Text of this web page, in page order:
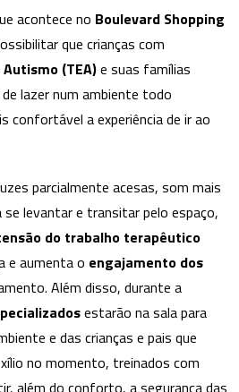
acontece no Boulevard Shopping
que crianças com
(TEA)e suas famílias
lazer num ambiente todo
confortável a experiência de ir ao
parcialmente acesas, som mais
se levantar e transitar pelo espaço,
do trabalho terapêutico
e aumenta o engajamento dos
Além disso, durante a
estarão na sala para
e das crianças e pais que
no momento, treinados com
além do conforto, a segurança das